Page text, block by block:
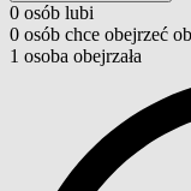
0 osób lubi
0 osób chce obejrzeć
1 osoba obejrzała